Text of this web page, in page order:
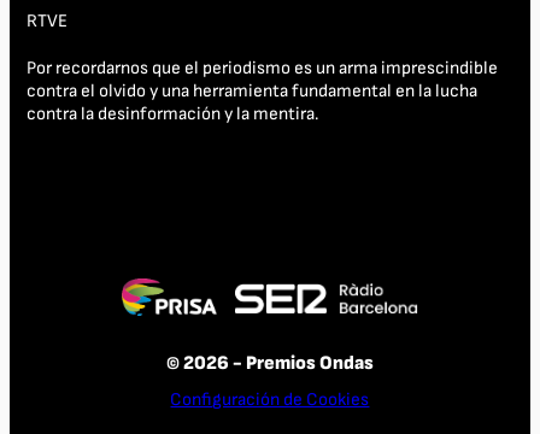
RTVE
Por recordarnos que el periodismo es un arma imprescindible
contra el olvido y una herramienta fundamental en la lucha
contra la desinformación y la mentira.
© 2026 - Premios Ondas
Configuración de Cookies